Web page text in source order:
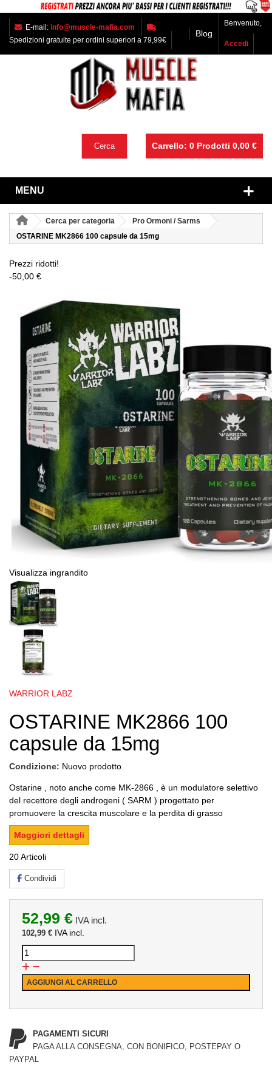
E-mail: info@muscle-mafia.com
Spedizioni gratuite per ordini superiori a 79,99€
Blog
Benvenuto,
Accedi
Carrello: 0 Prodotti 0,00 €
Cerca
MENU
Cerca per categoria
Pro Ormoni / Sarms
OSTARINE MK2866 100 capsule da 15mg
Prezzi ridotti!
-50,00 €
Visualizza ingrandito
WARRIOR LABZ
OSTARINE MK2866 100
capsule da 15mg
Condizione: Nuovo prodotto
Ostarine , noto anche come MK-2866 , è un modulatore selettivo
del recettore degli androgeni ( SARM ) progettato per
promuovere la crescita muscolare e la perdita di grasso
Maggiori dettagli
20Articoli
Condividi
52,99 € IVA incl.
102,99 € IVA incl.
AGGIUNGI AL CARRELLO
PAGAMENTI SICURI
PAGA ALLA CONSEGNA, CON BONIFICO, POSTEPAY O
PAYPAL